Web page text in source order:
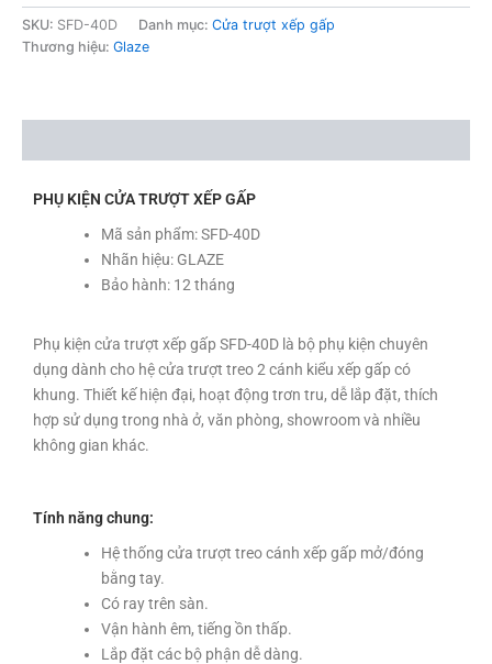
SKU: SFD-40D Danh mục: Cửa trượt xếp gấp
Thương hiệu: Glaze
PHỤ KIỆN CỬA TRƯỢT XẾP GẤP
Mã sản phẩm: SFD-40D
Nhãn hiệu: GLAZE
Bảo hành: 12 tháng
Phụ kiện cửa trượt xếp gấp SFD-40D là bộ phụ kiện chuyên
dụng dành cho hệ cửa trượt treo 2 cánh kiểu xếp gấp có
khung. Thiết kế hiện đại, hoạt động trơn tru, dễ lắp đặt, thích
hợp sử dụng trong nhà ở, văn phòng, showroom và nhiều
không gian khác.
Tính năng chung:
Hệ thống cửa trượt treo cánh xếp gấp mở/đóng
bằng tay.
Có ray trên sàn.
Vận hành êm, tiếng ồn thấp.
Lắp đặt các bộ phận dễ dàng.